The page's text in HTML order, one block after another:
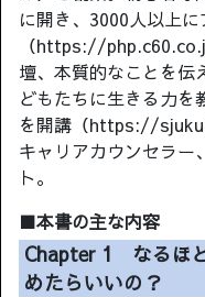
に開き、3000人以上
（https://
壇、本質的なことを伝
どもたちに生きる力を
を開講（https://
キャリアカウンセラー
ト。
■本書の主な内容
Chapter 1 なるほ
めたらいいの？